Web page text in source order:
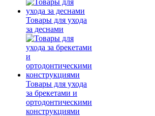
Товары для ухода
за деснами
Товары для ухода
за брекетами и
ортодонтическими
конструкциями